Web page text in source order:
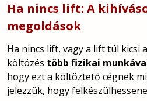
Ha nincs lift: A
megoldások
Ha nincs lift, vagy a lift túl kicsi
költözés több fizikai
hogy ezt a költöztető cégnek
jelezzük, hogy